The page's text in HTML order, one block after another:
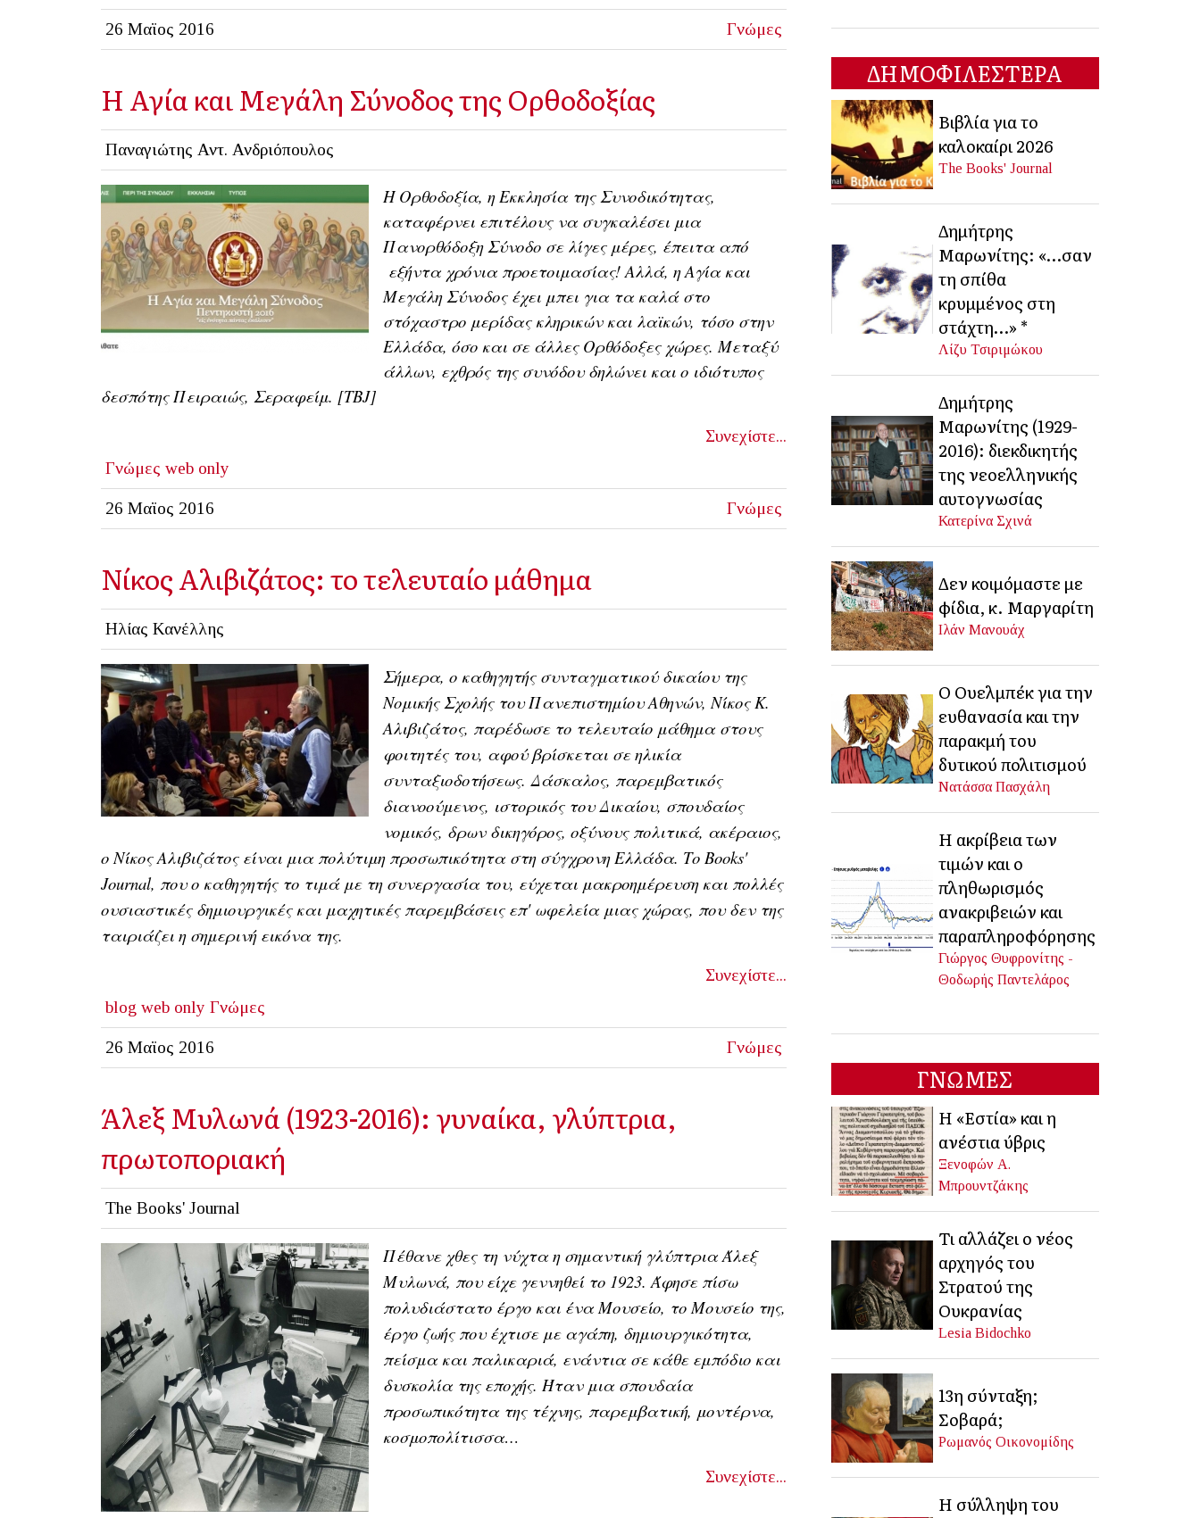
26 Μαϊος 2016 Γνώμες
Η Αγία και Μεγάλη Σύνοδος της Ορθοδοξίας
Παναγιώτης Αντ. Ανδριόπουλος
Η Ορθοδοξία, η Εκκλησία της Συνοδικότητας,
καταφέρνει επιτέλους να συγκαλέσει μια
Πανορθόδοξη Σύνοδο σε λίγες μέρες, έπειτα από
εξήντα χρόνια προετοιμασίας! Αλλά, η Αγία και
Μεγάλη Σύνοδος έχει μπει για τα καλά στο
στόχαστρο μερίδας κληρικών και λαϊκών, τόσο στην
Ελλάδα, όσο και σε άλλες Ορθόδοξες χώρες. Μεταξύ
άλλων, εχθρός της συνόδου δηλώνει και ο ιδιότυπος
δεσπότης Πειραιώς, Σεραφείμ. [TBJ]
Συνεχίστε...
Γνώμες web only
26 Μαϊος 2016 Γνώμες
Νίκος Αλιβιζάτος: το τελευταίο μάθημα
Ηλίας Κανέλλης
Σήμερα, ο καθηγητής συνταγματικού δικαίου της
Νομικής Σχολής του Πανεπιστημίου Αθηνών, Νίκος Κ.
Αλιβιζάτος, παρέδωσε το τελευταίο μάθημα στους
φοιτητές του, αφού βρίσκεται σε ηλικία
συνταξιοδοτήσεως. Δάσκαλος, παρεμβατικός
διανοούμενος, ιστορικός του Δικαίου, σπουδαίος
νομικός, δρων δικηγόρος, οξύνους πολιτικά, ακέραιος,
ο Νίκος Αλιβιζάτος είναι μια πολύτιμη προσωπικότητα στη σύγχρονη Ελλάδα. Το Books'
Journal, που ο καθηγητής το τιμά με τη συνεργασία του, εύχεται μακροημέρευση και πολλές
ουσιαστικές δημιουργικές και μαχητικές παρεμβάσεις επ' ωφελεία μιας χώρας, που δεν της
ταιριάζει η σημερινή εικόνα της.
Συνεχίστε...
blog web only Γνώμες
26 Μαϊος 2016 Γνώμες
Άλεξ Μυλωνά (1923-2016): γυναίκα, γλύπτρια,
πρωτοποριακή
The Books' Journal
Πέθανε χθες τη νύχτα η σημαντική γλύπτρια Άλεξ
Μυλωνά, που είχε γεννηθεί το 1923. Άφησε πίσω
πολυδιάστατο έργο και ένα Μουσείο, το Μουσείο της,
έργο ζωής που έχτισε με αγάπη, δημιουργικότητα,
πείσμα και παλικαριά, ενάντια σε κάθε εμπόδιο και
δυσκολία της εποχής. Ήταν μια σπουδαία
προσωπικότητα της τέχνης, παρεμβατική, μοντέρνα,
κοσμοπολίτισσα…
Συνεχίστε...
ΔΗΜΟΦΙΛΕΣΤΕΡΑ
Βιβλία για το
καλοκαίρι 2026
The Books' Journal
Δημήτρης
Μαρωνίτης: «…σαν
τη σπίθα
κρυμμένος στη
στάχτη…» *
Λίζυ Τσιριμώκου
Δημήτρης
Μαρωνίτης (1929-
2016): διεκδικητής
της νεοελληνικής
αυτογνωσίας
Κατερίνα Σχινά
Δεν κοιμόμαστε με
φίδια, κ. Μαργαρίτη
Ιλάν Μανουάχ
Ο Ουελμπέκ για την
ευθανασία και την
παρακμή του
δυτικού πολιτισμού
Νατάσσα Πασχάλη
Η ακρίβεια των
τιμών και ο
πληθωρισμός
ανακριβειών και
παραπληροφόρησης
Γιώργος Θυφρονίτης -
Θοδωρής Παντελάρος
ΓΝΩΜΕΣ
Η «Εστία» και η
ανέστια ύβρις
Ξενοφών Α.
Μπρουντζάκης
Τι αλλάζει ο νέος
αρχηγός του
Στρατού της
Ουκρανίας
Lesia Bidochko
13η σύνταξη;
Σοβαρά;
Ρωμανός Οικονομίδης
Η σύλληψη του